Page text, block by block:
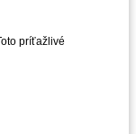
príťažlivé